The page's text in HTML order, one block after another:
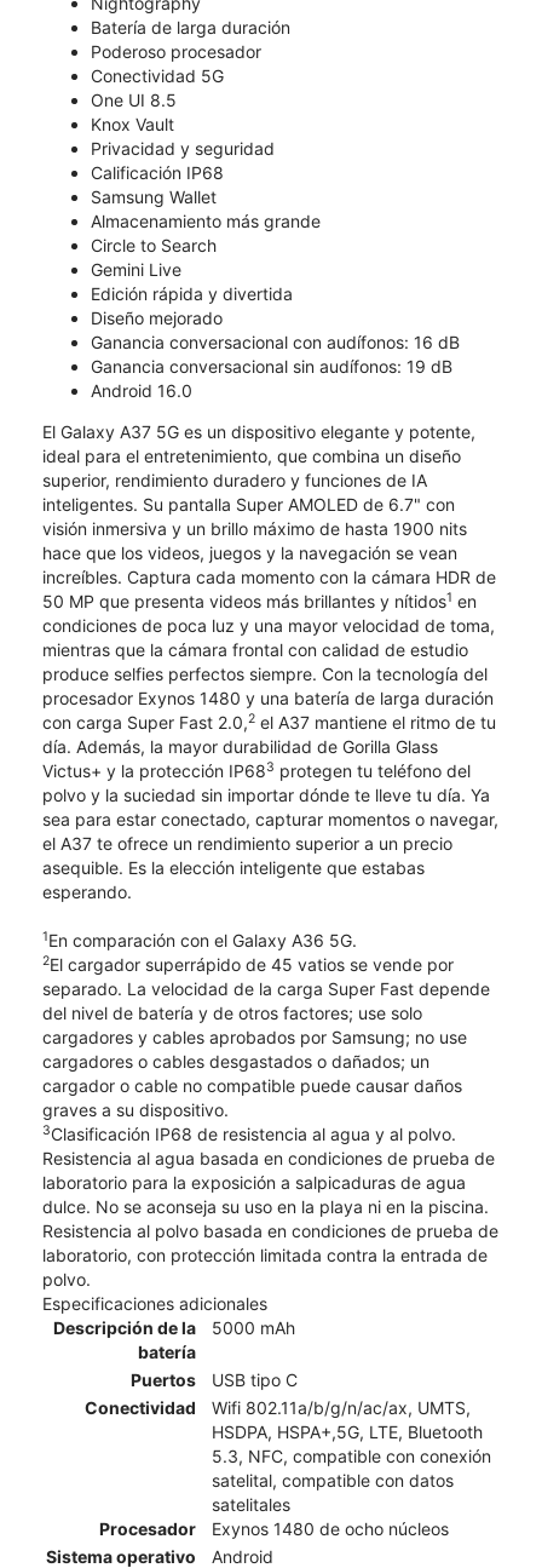
Batería de larga duración
Poderoso procesador
Conectividad 5G
One UI 8.5
Knox Vault
Privacidad y seguridad
Calificación IP68
Samsung Wallet
Almacenamiento más grande
Circle to Search
Gemini Live
Edición rápida y divertida
Diseño mejorado
Ganancia conversacional con audífonos: 16 dB
Ganancia conversacional sin audífonos: 19 dB
Android 16.0
El Galaxy A37 5G es un dispositivo elegante y potente,
ideal para el entretenimiento, que combina un diseño
superior, rendimiento duradero y funciones de IA
inteligentes. Su pantalla Super AMOLED de 6.7" con
visión inmersiva y un brillo máximo de hasta 1900 nits
hace que los videos, juegos y la navegación se vean
increíbles. Captura cada momento con la cámara HDR de
50 MP que presenta videos más brillantes y nítidos1 en
condiciones de poca luz y una mayor velocidad de toma,
mientras que la cámara frontal con calidad de estudio
produce selfies perfectos siempre. Con la tecnología del
procesador Exynos 1480 y una batería de larga duración
con carga Super Fast 2.0,2 el A37 mantiene el ritmo de tu
día. Además, la mayor durabilidad de Gorilla Glass
Victus+ y la protección IP683 protegen tu teléfono del
polvo y la suciedad sin importar dónde te lleve tu día. Ya
sea para estar conectado, capturar momentos o navegar,
el A37 te ofrece un rendimiento superior a un precio
asequible. Es la elección inteligente que estabas
esperando.
1En comparación con el Galaxy A36 5G.
2El cargador superrápido de 45 vatios se vende por
separado. La velocidad de la carga Super Fast depende
del nivel de batería y de otros factores; use solo
cargadores y cables aprobados por Samsung; no use
cargadores o cables desgastados o dañados; un
cargador o cable no compatible puede causar daños
graves a su dispositivo.
3Clasificación IP68 de resistencia al agua y al polvo.
Resistencia al agua basada en condiciones de prueba de
laboratorio para la exposición a salpicaduras de agua
dulce. No se aconseja su uso en la playa ni en la piscina.
Resistencia al polvo basada en condiciones de prueba de
laboratorio, con protección limitada contra la entrada de
polvo.
Especificaciones adicionales
Descripción de la
batería
5000 mAh
Puertos
USB tipo C
Conectividad
Wifi 802.11a/b/g/n/ac/ax, UMTS,
HSDPA, HSPA+,5G, LTE, Bluetooth
5.3, NFC, compatible con conexión
satelital, compatible con datos
satelitales
Procesador
Exynos 1480 de ocho núcleos
Sistema operativo
Android